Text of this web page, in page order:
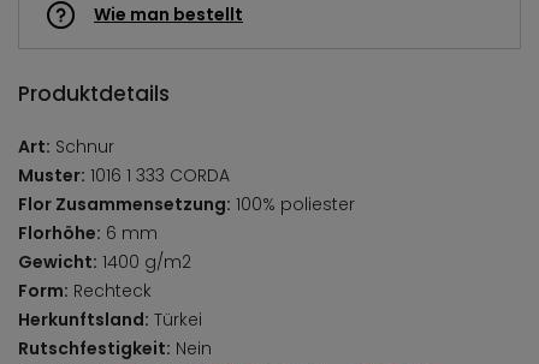
Wie man bestellt
Produktdetails
Art: Schnur
Muster: 1016 1 333 CORDA
Flor Zusammensetzung: 100% poliester
Florhöhe: 6 mm
Gewicht: 1400 g/m2
Form: Rechteck
Herkunftsland: Türkei
Rutschfestigkeit: Nein